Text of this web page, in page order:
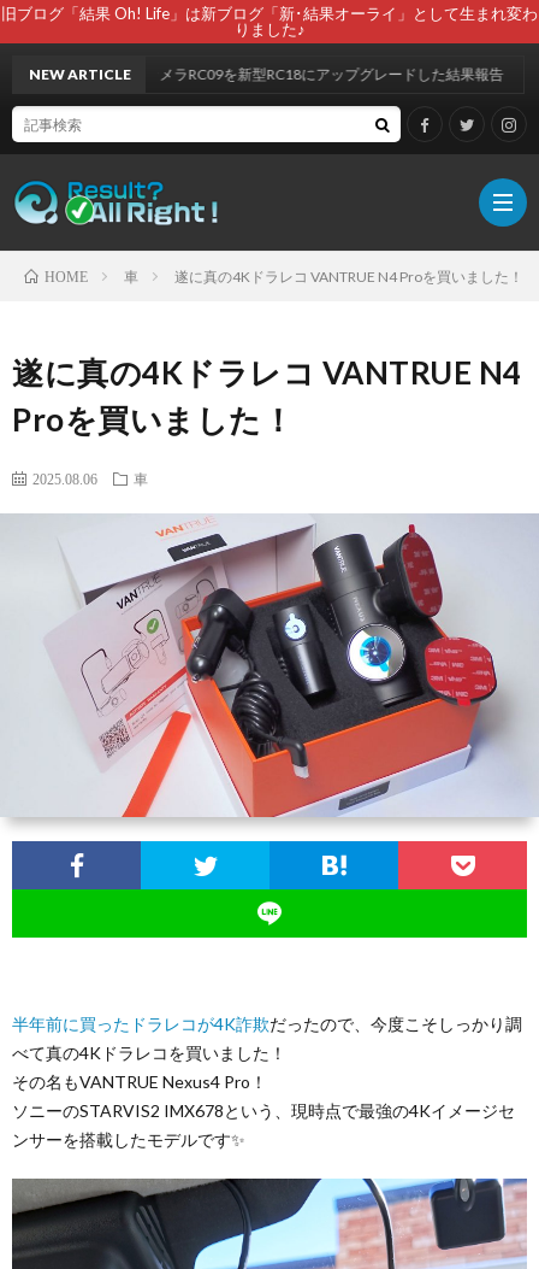
旧ブログ「結果 Oh! Life」は新ブログ「新･結果オーライ」として生まれ変わ
りました♪
NEW ARTICLE
SのリアカメラRC09を新型RC18にアップグレードした結果報告
HOME 車 遂に真の4Kドラレコ VANTRUE N4 Proを買いました！
遂に真の4Kドラレコ VANTRUE N4
Proを買いました！
2025.08.06 車
半年前に買ったドラレコが4K詐欺だったので、今度こそしっかり調
べて真の4Kドラレコを買いました！
その名もVANTRUE Nexus4 Pro！
ソニーのSTARVIS2 IMX678という、現時点で最強の4Kイメージセ
ンサーを搭載したモデルです✨